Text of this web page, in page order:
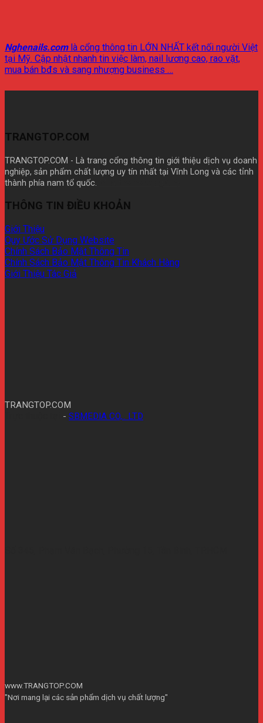
Nghenails.comlà cổng thông tin LỚN NHẤT kết nối người Việt
tại Mỹ. Cập nhật nhanh tin việc làm, nail lương cao, rao vặt,
mua bán bđs và sang nhượng business …
TRANGTOP.COM
TRANGTOP.COM - Là trang cổng thông tin giới thiệu dịch vụ doanh
nghiệp, sản phẩm chất lượng uy tín nhất tại Vĩnh Long và các tỉnh
thành phía nam tổ quốc.
THÔNG TIN ĐIỀU KHOẢN
Giới Thiệu
Quy Ước Sử Dụng Website
Chính Sách Bảo Mật Thông Tin
Chính Sách Bảo Mật Thông Tin Khách Hàng
Giới Thiệu Tác Giả
TRANGTOP.COM
- SBMEDIA CO,.. LTD
www.TRANGTOP.COM
"Nơi mang lại các sản phẩm dịch vụ chất lượng"